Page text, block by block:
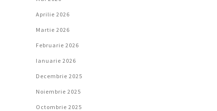
Aprilie 2026
Martie 2026
Februarie 2026
Ianuarie 2026
Decembrie 2025
Noiembrie 2025
Octombrie 2025